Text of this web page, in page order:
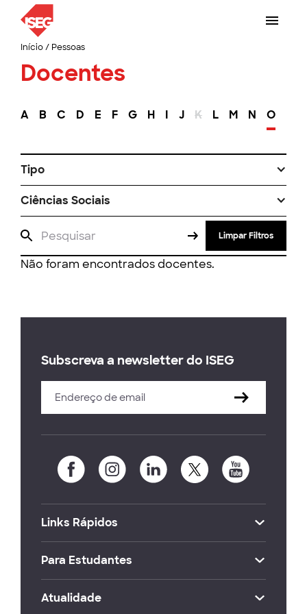
Início/ Pessoas
Docentes
A B C D E F G H I J K L M N O
Tipo
Ciências Sociais
Limpar Filtros
Não foram encontrados docentes.
Subscreva a newsletter do ISEG
Links Rápidos
Para Estudantes
Atualidade